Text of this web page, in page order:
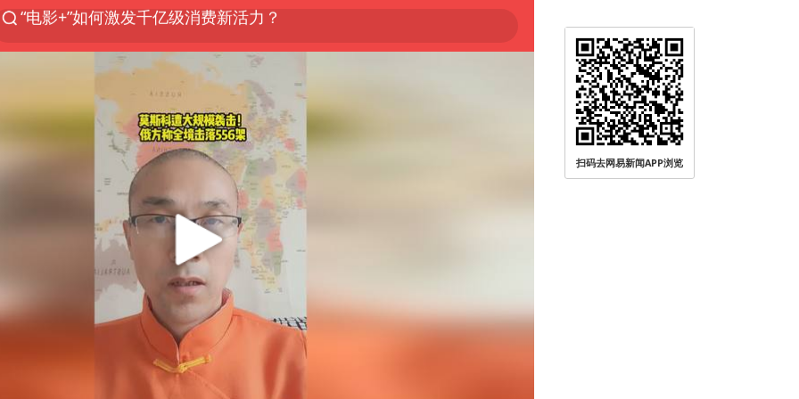
泉州市委书记张毅恭被查
台风白海豚已进入24小时警戒线
胜宏科技：股票交易异常波动
“秋天的第一杯奶茶”6岁了
四川宜宾市高县4.9级地震致1人死亡
上海：台风白海豚或将带来龙卷风
中巨芯：上半年归母净利润1405.77万元
国乒男单横滨冠军赛全军覆没
38岁演员求职万岁山NPC成功
胡彦斌获《歌手2026》歌王
美股存储板块集体大跌
扫码去网易新闻APP浏览